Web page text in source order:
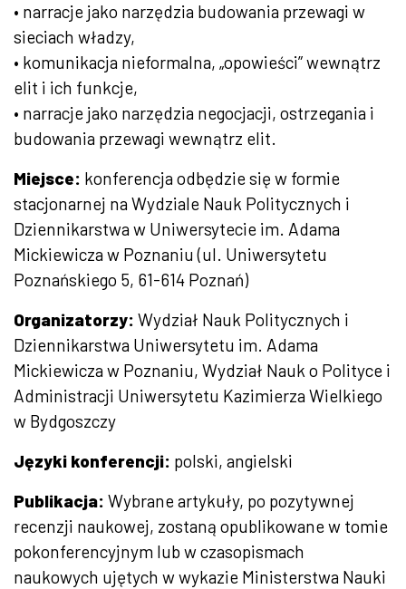
• narracje jako narzędzia budowania przewagi w
sieciach władzy,
• komunikacja nieformalna, „opowieści” wewnątrz
elit i ich funkcje,
• narracje jako narzędzia negocjacji, ostrzegania i
budowania przewagi wewnątrz elit.
Miejsce: konferencja odbędzie się w formie
stacjonarnej na Wydziale Nauk Politycznych i
Dziennikarstwa w Uniwersytecie im. Adama
Mickiewicza w Poznaniu (ul. Uniwersytetu
Poznańskiego 5, 61-614 Poznań)
Organizatorzy: Wydział Nauk Politycznych i
Dziennikarstwa Uniwersytetu im. Adama
Mickiewicza w Poznaniu, Wydział Nauk o Polityce i
Administracji Uniwersytetu Kazimierza Wielkiego
w Bydgoszczy
Języki konferencji: polski, angielski
Publikacja: Wybrane artykuły, po pozytywnej
recenzji naukowej, zostaną opublikowane w tomie
pokonferencyjnym lub w czasopismach
naukowych ujętych w wykazie Ministerstwa Nauki